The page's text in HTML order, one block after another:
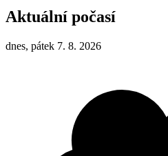
Aktuální počasí
dnes, pátek 7. 8. 2026